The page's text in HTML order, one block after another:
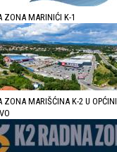
ZONA MARINIĆI K-1
ZONA MARIŠĆINA K-2 U OPĆINI